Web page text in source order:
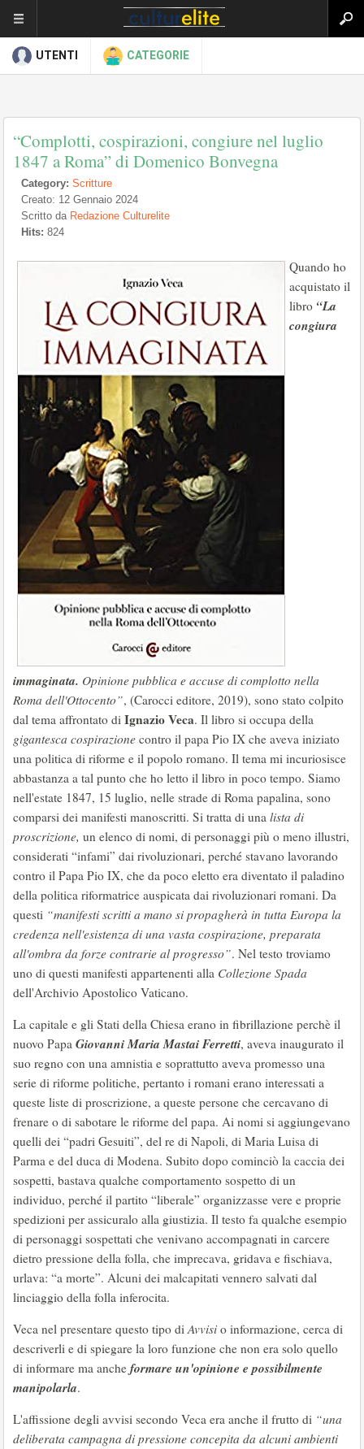
UTENTI CATEGORIE
“Complotti, cospirazioni, congiure nel luglio
1847 a Roma” di Domenico Bonvegna
Category: Scritture
Creato: 12 Gennaio 2024
Scritto da Redazione Culturelite
Hits: 824
Quando ho
acquistato il
libro “La
congiura
immaginata. Opinione pubblica e accuse di complotto nella
Roma dell'Ottocento”, (Carocci editore, 2019), sono stato colpito
dal tema affrontato di Ignazio Veca. Il libro si occupa della
gigantesca cospirazione contro il papa Pio IX che aveva iniziato
una politica di riforme e il popolo romano. Il tema mi incuriosisce
abbastanza a tal punto che ho letto il libro in poco tempo. Siamo
nell'estate 1847, 15 luglio, nelle strade di Roma papalina, sono
comparsi dei manifesti manoscritti. Si tratta di una lista di
proscrizione, un elenco di nomi, di personaggi più o meno illustri,
considerati “infami” dai rivoluzionari, perché stavano lavorando
contro il Papa Pio IX, che da poco eletto era diventato il paladino
della politica riformatrice auspicata dai rivoluzionari romani. Da
questi “manifesti scritti a mano si propagherà in tutta Europa la
credenza nell'esistenza di una vasta cospirazione, preparata
all'ombra da forze contrarie al progresso”. Nel testo troviamo
uno di questi manifesti appartenenti alla Collezione Spada
dell'Archivio Apostolico Vaticano.
La capitale e gli Stati della Chiesa erano in fibrillazione perchè il
nuovo Papa Giovanni Maria Mastai Ferretti, aveva inaugurato il
suo regno con una amnistia e soprattutto aveva promesso una
serie di riforme politiche, pertanto i romani erano interessati a
queste liste di proscrizione, a queste persone che cercavano di
frenare o di sabotare le riforme del papa. Ai nomi si aggiungevano
quelli dei “padri Gesuiti”, del re di Napoli, di Maria Luisa di
Parma e del duca di Modena. Subito dopo cominciò la caccia dei
sospetti, bastava qualche comportamento sospetto di un
individuo, perché il partito “liberale” organizzasse vere e proprie
spedizioni per assicuralo alla giustizia. Il testo fa qualche esempio
di personaggi sospettati che venivano accompagnati in carcere
dietro pressione della folla, che imprecava, gridava e fischiava,
urlava: “a morte”. Alcuni dei malcapitati vennero salvati dal
linciaggio della folla inferocita.
Veca nel presentare questo tipo diAvvisi o informazione, cerca di
descriverli e di spiegare la loro funzione che non era solo quello
di informare ma anche formare un'opinione e possibilmente
manipolarla.
L'affissione degli avvisi secondo Veca era anche il frutto di “una
deliberata campagna di pressione concepita da alcuni ambienti